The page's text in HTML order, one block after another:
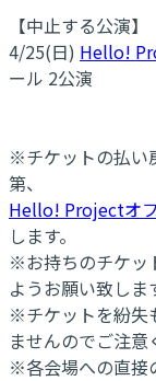
【中止する公演】
4/25(日) Hello!
ール 2公演
※チケットの払い
第、
Hello! Projectオ
します。
※お持ちのチケッ
ようお願い致しま
※チケットを紛失
ませんのでご注意
※各会場への直接